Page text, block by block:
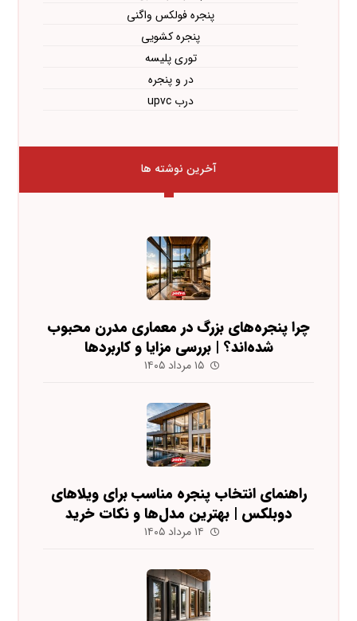
پنجره فولکس واگنی
پنجره کشویی
توری پلیسه
در و پنجره
درب upvc
آخرین نوشته ها
چرا پنجره‌های بزرگ در معماری مدرن محبوب
شده‌اند؟ | بررسی مزایا و کاربردها
۱۵ مرداد ۱۴۰۵
راهنمای انتخاب پنجره مناسب برای ویلاهای
دوبلکس | بهترین مدل‌ها و نکات خرید
۱۴ مرداد ۱۴۰۵